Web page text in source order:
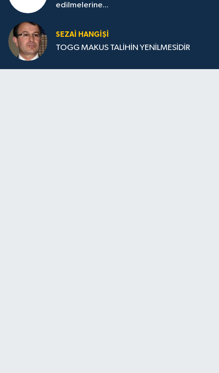
edilmelerine...
SEZAI HANGİŞİ
TOGG MAKUS TALİHİN YENİLMESİDİR